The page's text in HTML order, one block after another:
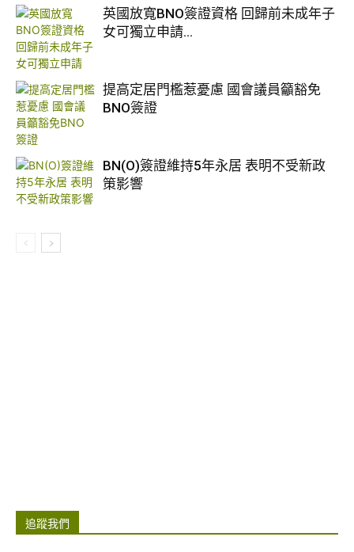
英國放寬BNO簽證資格 回歸前未成年子
女可獨立申請...
提高定居門檻惹憂慮 國會議員籲豁免
BNO簽證
BN(O)簽證維持5年永居 表明不受新政
策影響
追蹤我們